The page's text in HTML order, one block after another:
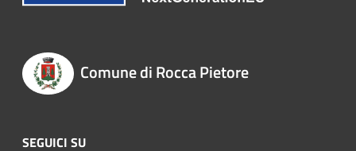
Comune di Rocca Pietore
SEGUICI SU